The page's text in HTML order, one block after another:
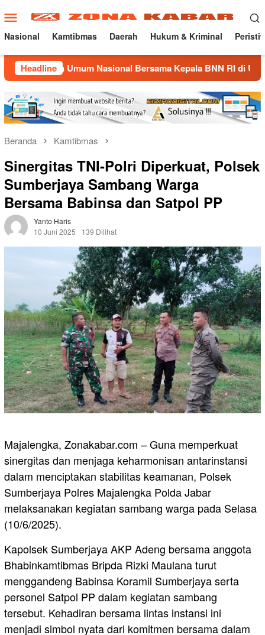
ke
konten
Menu
Mobile
Nasional Kamtibmas Daerah Hukum & Kriminal
Headline
Umum Nasional Bersama Kepala BNN RI di UNMA
Beranda Kamtibmas
Sinergitas TNI-Polri Diperkuat, Polsek
Sumberjaya Sambang Warga
Bersama Babinsa dan Satpol PP
Yanto Haris
10 Juni 2025
139 Dilihat
Majalengka, Zonakabar.com – Guna memperkuat
sinergitas dan menjaga keharmonisan antarinstansi
dalam menciptakan stabilitas keamanan, Polsek
Sumberjaya Polres Majalengka Polda Jabar
melaksanakan kegiatan sambang warga pada Selasa
(10/6/2025).
Kapolsek Sumberjaya AKP Adeng bersama anggota
Bhabinkamtibmas Bripda Rizki Maulana turut
menggandeng Babinsa Koramil Sumberjaya serta
personel Satpol PP dalam kegiatan sambang
tersebut. Kehadiran bersama lintas instansi ini
menjadi simbol nyata dari komitmen bersama dalam